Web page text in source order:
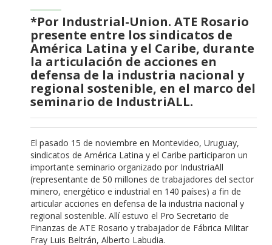
*Por Industrial-Union. ATE Rosario
presente entre los sindicatos de
América Latina y el Caribe, durante
la articulación de acciones en
defensa de la industria nacional y
regional sostenible, en el marco del
seminario de IndustriALL.
El pasado 15 de noviembre en Montevideo, Uruguay,
sindicatos de América Latina y el Caribe participaron un
importante seminario organizado por IndustriaAll
(representante de 50 millones de trabajadores del sector
minero, energético e industrial en 140 países) a fin de
articular acciones en defensa de la industria nacional y
regional sostenible. Allí estuvo el Pro Secretario de
Finanzas de ATE Rosario y trabajador de Fábrica Militar
Fray Luis Beltrán, Alberto Labudia.